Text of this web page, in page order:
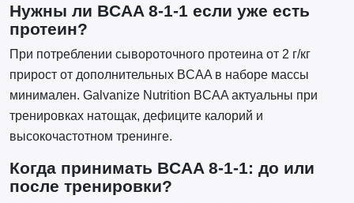
Нужны ли BCAA 8-1-1 если уже есть
протеин?
При потреблении сывороточного протеина от 2 г/кг
прирост от дополнительных BCAA в наборе массы
минимален. Galvanize Nutrition BCAA актуальны при
тренировках натощак, дефиците калорий и
высокочастотном тренинге.
Когда принимать BCAA 8-1-1: до или
после тренировки?